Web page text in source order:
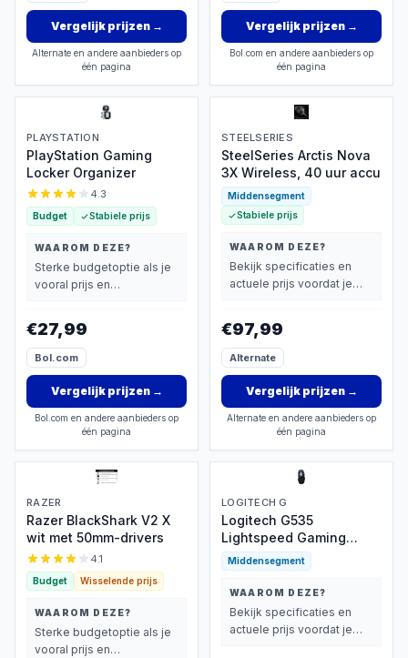
Vergelijk prijzen→
Alternate en andere aanbieders op
één pagina
Vergelijk prijzen→
Bol.com en andere aanbieders op
één pagina
PLAYSTATION
PlayStation Gaming
Locker Organizer
4.3
Budget Stabiele prijs
WAAROM DEZE?
Sterke budgetoptie als je
vooral prijs en
€27,99
Bol.com
Vergelijk prijzen→
Bol.com en andere aanbieders op
één pagina
STEELSERIES
SteelSeries Arctis Nova
3X Wireless, 40 uur accu
Middensegment
Stabiele prijs
WAAROM DEZE?
Bekijk specificaties en
actuele prijs voordat je
€97,99
Alternate
Vergelijk prijzen→
Alternate en andere aanbieders op
één pagina
RAZER
Razer BlackShark V2 X
wit met 50mm-drivers
4.1
Budget Wisselende prijs
WAAROM DEZE?
Sterke budgetoptie als je
vooral prijs en
LOGITECH G
Logitech G535
Lightspeed Gaming
Headset
Middensegment
WAAROM DEZE?
Bekijk specificaties en
actuele prijs voordat je